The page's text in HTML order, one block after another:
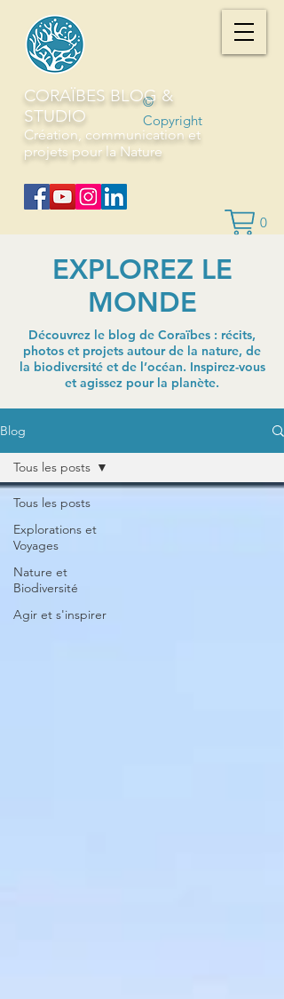
©
Copyright
0
CORAÏBES BLOG &
STUDIO
Création, communication et
projets pour la Nature
EXPLOREZ LE
MONDE
Découvrez le blog de Coraïbes : récits,
photos et projets autour de la nature, de
la biodiversité et de l’océan. Inspirez-vous
et agissez pour la planète.
Blog
Tous les posts
Explorations et
Voyages
Nature et
Biodiversité
Agir et s'inspirer
Tous les posts